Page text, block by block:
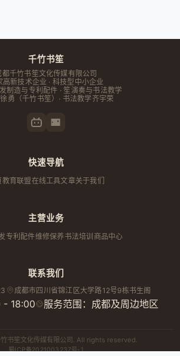
千竹书笙
都千竹书笙文化传媒有限公司
高新技术企业 · 科技型中小企业
制造与专利配件 · 笙演奏与书法教学
徐勇 （千竹书笙）· 书法教学齐宇荣
快速导航
教育联盟在线工具文章关于我们
主营业务
专利配件维修保养 书法培训 商品中心
联系我们
成都市四川省锦江区大学路12号9栋书生阁
- 18:00 服务范围：成都及周边地区
书笙文化传媒有限公司. All rights reserved.
蜀ICP备2021003237号-1